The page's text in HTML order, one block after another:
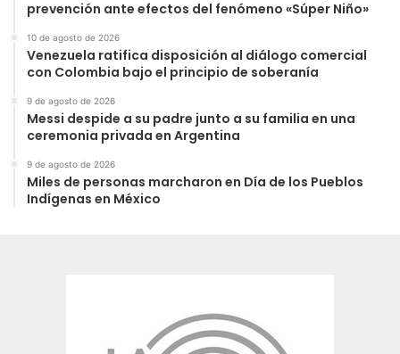
prevención ante efectos del fenómeno «Súper Niño»
10 de agosto de 2026
Venezuela ratifica disposición al diálogo comercial
con Colombia bajo el principio de soberanía
9 de agosto de 2026
Messi despide a su padre junto a su familia en una
ceremonia privada en Argentina
9 de agosto de 2026
Miles de personas marcharon en Día de los Pueblos
Indígenas en México